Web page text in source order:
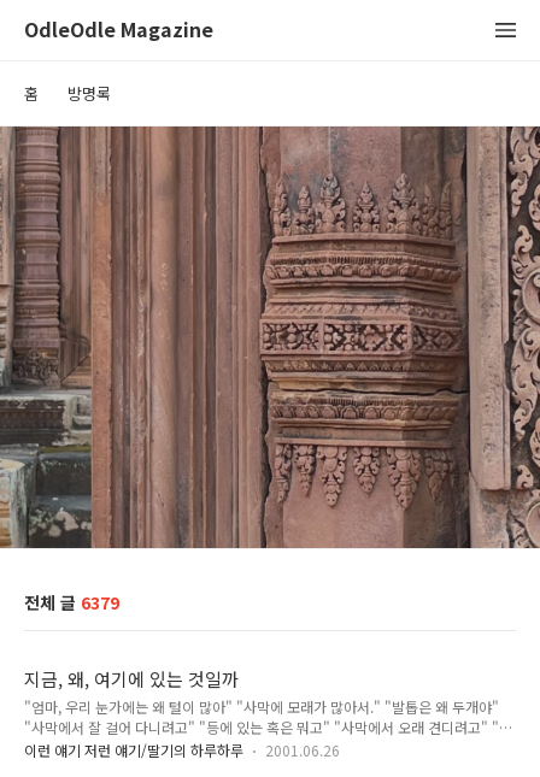
OdleOdle Magazine
홈 방명록
전체 글 6379
지금, 왜, 여기에 있는 것일까
"엄마, 우리 눈가에는 왜 털이 많아" "사막에 모래가 많아서." "발톱은 왜 두개야"
"사막에서 잘 걸어 다니려고" "등에 있는 혹은 뭐고" "사막에서 오래 견디려고" "근
데 왜 우린 동물원에 있어?" 늘 들르는 홈페이지에 갔다가 이 글을 발견했다. 다들 어
이런 얘기 저런 얘기/딸기의 하루하루 2001.06.26